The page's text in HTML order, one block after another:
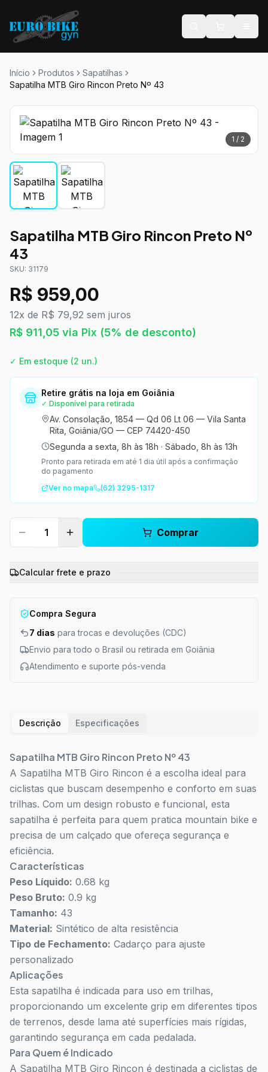
Início Produtos
Sapatilhas
Sapatilha MTB Giro Rincon Preto Nº 43
1 / 2
Sapatilha MTB Giro Rincon Preto Nº
43
SKU: 31179
R$ 959,00
12x de R$ 79,92 sem juros
R$ 911,05 via Pix (5% de desconto)
✓ Em estoque (2 un.)
Retire grátis na loja em Goiânia
✓ Disponível para retirada
Av. Consolação, 1854 — Qd 06 Lt 06 — Vila Santa
Rita, Goiânia/GO — CEP 74420-450
Segunda a sexta, 8h às 18h · Sábado, 8h às 13h
Pronto para retirada em até 1 dia útil após a confirmação
do pagamento
Ver no mapa
(62) 3295-1317
1 Comprar
Calcular frete e prazo
Compra Segura
7 dias para trocas e devoluções (CDC)
Envio para todo o Brasil ou retirada em Goiânia
Atendimento e suporte pós-venda
Descrição Especificações
Sapatilha MTB Giro Rincon Preto Nº 43
A Sapatilha MTB Giro Rincon é a escolha ideal para
ciclistas que buscam desempenho e conforto em suas
trilhas. Com um design robusto e funcional, esta
sapatilha é perfeita para quem pratica mountain bike e
precisa de um calçado que ofereça segurança e
eficiência.
Características
Peso Líquido: 0.68 kg
Peso Bruto: 0.9 kg
Tamanho: 43
Material: Sintético de alta resistência
Tipo de Fechamento: Cadarço para ajuste
personalizado
Aplicações
Esta sapatilha é indicada para uso em trilhas,
proporcionando um excelente grip em diferentes tipos
de terrenos, desde lama até superfícies mais rígidas,
garantindo segurança em cada pedalada.
Para Quem é Indicado
A Sapatilha MTB Giro Rincon é destinada a ciclistas de